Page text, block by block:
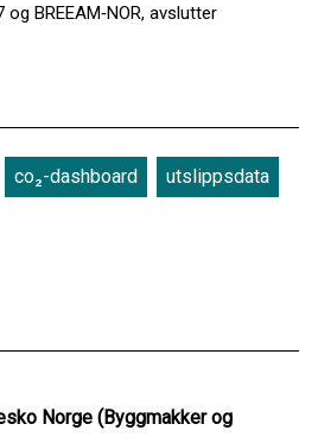
BREEAM‑NOR, avslutter
co₂-dashboard utslippsdata
Norge (Byggmakker og